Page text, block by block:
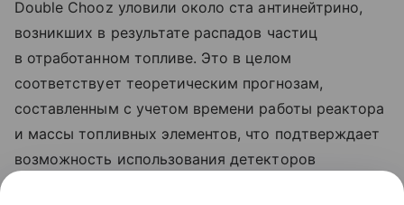
Double Chooz уловили около ста антинейтрино,
возникших в результате распадов частиц
в отработанном топливе. Это в целом
соответствует теоретическим прогнозам,
составленным с учетом времени работы реактора
и массы топливных элементов, что подтверждает
возможность использования детекторов